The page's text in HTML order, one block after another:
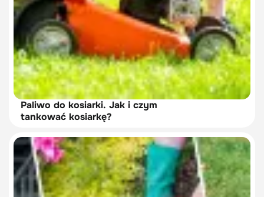
Paliwo do kosiarki. Jak i czym
tankować kosiarkę?